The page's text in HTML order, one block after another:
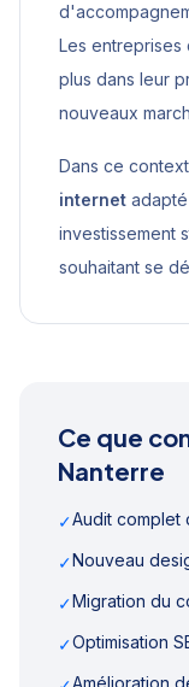
Les entreprises
plus dans leur
nouveaux
Dans ce
internet
investissement
souhaitant se
Ce que
Nanterre
✓Audit complet
✓Nouveau
✓Migration du
✓Optimisation
Amélioration